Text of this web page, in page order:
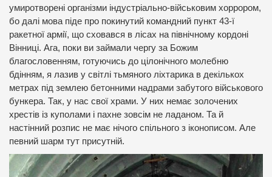
умиротворені організми індустріально-військовим хоррором,
бо далі мова піде про покинутий командний пункт 43-ї
ракетної армії, що сховався в лісах на північному кордоні
Вінниці. Ага, поки ви займали чергу за Божим
благословенням, готуючись до цілонічного молебню
бдінням, я лазив у світлі тьмяного ліхтарика в декількох
метрах під землею бетонними надрами забутого військового
бункера. Так, у нас свої храми. У них немає золочених
хрестів із куполами і пахне зовсім не ладаном. Та й
настінний розпис не має нічого спільного з іконописом. Але
певний шарм тут присутній.